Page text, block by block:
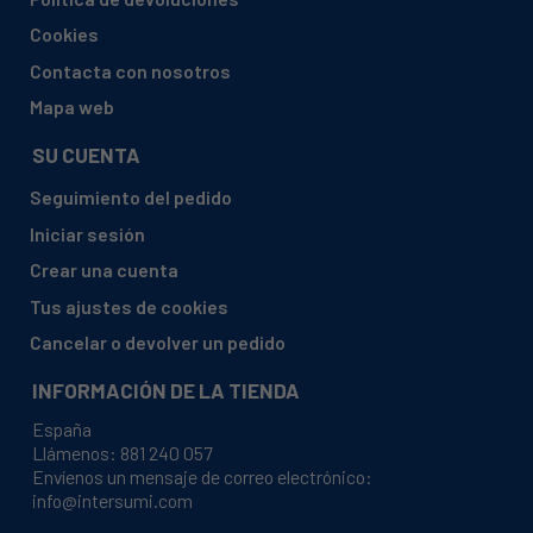
AMICA, DMAD48HB41110GSUPF8232W
AMICA, DMAD48HB41110GSUPF8232W (1140377
AMICA, DMAD48HU31000GSUPF822W (1140375
SUPF822WSUPF722W)
AMICA, DMAD49HB41110GSUPF923W
AMICA, DMAD49HB41110GSUPF923W (1140378
BELLAVITA, DC 8 B WMIC AVANT SERIE 1834 (955768)
BELLAVITA, DC8BW566C
Cookies
Contacta con nosotros
Mapa web
SU CUENTA
Seguimiento del pedido
Iniciar sesión
Crear una cuenta
Tus ajustes de cookies
Cancelar o devolver un pedido
INFORMACIÓN DE LA TIENDA
España
Llámenos: 881 240 057
Envíenos un mensaje de correo electrónico:
info@intersumi.com